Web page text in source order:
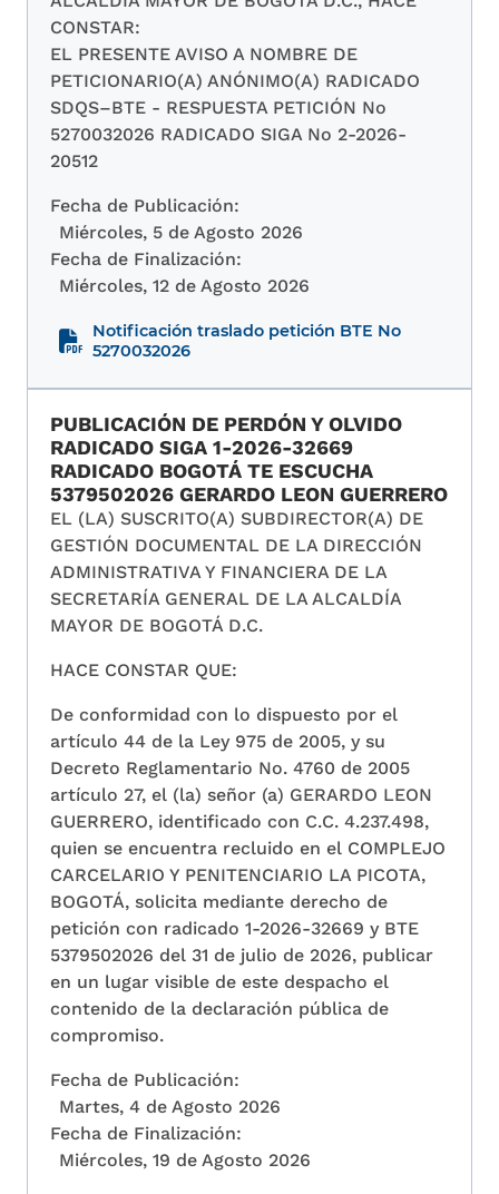
CONSTAR:
EL PRESENTE AVISO A NOMBRE DE
PETICIONARIO(A) ANÓNIMO(A) RADICADO
SDQS–BTE - RESPUESTA PETICIÓN No
5270032026 RADICADO SIGA No 2-2026-
20512
Fecha de Publicación:
Miércoles, 5 de Agosto 2026
Fecha de Finalización:
Miércoles, 12 de Agosto 2026
Notificación traslado petición BTE No
5270032026
PUBLICACIÓN DE PERDÓN Y OLVIDO
RADICADO SIGA 1-2026-32669
RADICADO BOGOTÁ TE ESCUCHA
5379502026 GERARDO LEON GUERRERO
EL (LA) SUSCRITO(A) SUBDIRECTOR(A) DE
GESTIÓN DOCUMENTAL DE LA DIRECCIÓN
ADMINISTRATIVA Y FINANCIERA DE LA
SECRETARÍA GENERAL DE LA ALCALDÍA
MAYOR DE BOGOTÁ D.C.
HACE CONSTAR QUE:
De conformidad con lo dispuesto por el
artículo 44 de la Ley 975 de 2005, y su
Decreto Reglamentario No. 4760 de 2005
artículo 27, el (la) señor (a) GERARDO LEON
GUERRERO, identificado con C.C. 4.237.498,
quien se encuentra recluido en el COMPLEJO
CARCELARIO Y PENITENCIARIO LA PICOTA,
BOGOTÁ, solicita mediante derecho de
petición con radicado 1-2026-32669 y BTE
5379502026 del 31 de julio de 2026, publicar
en un lugar visible de este despacho el
contenido de la declaración pública de
compromiso.
Fecha de Publicación:
Martes, 4 de Agosto 2026
Fecha de Finalización:
Miércoles, 19 de Agosto 2026